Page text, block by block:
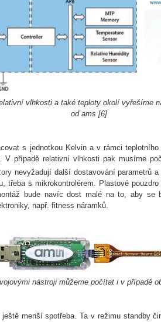
vlhkosti a také teploty okolí vyřešíme
od ams [6]
s jednotkou Kelvin a v rámci
V případě relativní vlhkosti pak musíme
nevyžadují další dostavování parametrů
třeba s mikrokontrolérem. Plastové
bude navíc dost malé na to, aby
např. fitness náramků.
nástroji můžeme počítat i v případě
menší spotřeba. Ta v režimu standby